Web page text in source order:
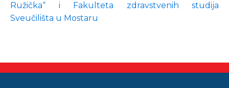
Ružička“ i Fakulteta zdravstvenih studija
Sveučilišta u Mostaru